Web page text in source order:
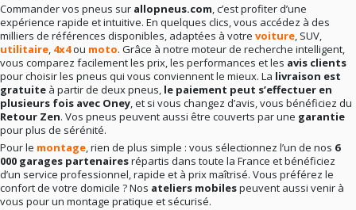
Commander vos pneus sur allopneus.com, c’est profiter d’une
expérience rapide et intuitive. En quelques clics, vous accédez à des
milliers de références disponibles, adaptées à votre voiture, SUV,
utilitaire, 4x4ou moto. Grâce à notre moteur de recherche intelligent,
vous comparez facilement les prix, les performances et les avis clients
pour choisir les pneus qui vous conviennent le mieux. La livraison est
gratuite à partir de deux pneus, le paiement peut s’effectuer en
plusieurs fois avec Oney, et si vous changez d’avis, vous bénéficiez du
Retour Zen. Vos pneus peuvent aussi être couverts par une garantie
pour plus de sérénité.
Pour le montage, rien de plus simple : vous sélectionnez l’un de nos 6
000 garages partenairesrépartis dans toute la France et bénéficiez
d’un service professionnel, rapide et à prix maîtrisé. Vous préférez le
confort de votre domicile ? Nos ateliers mobilespeuvent aussi venir à
vous pour un montage pratique et sécurisé.